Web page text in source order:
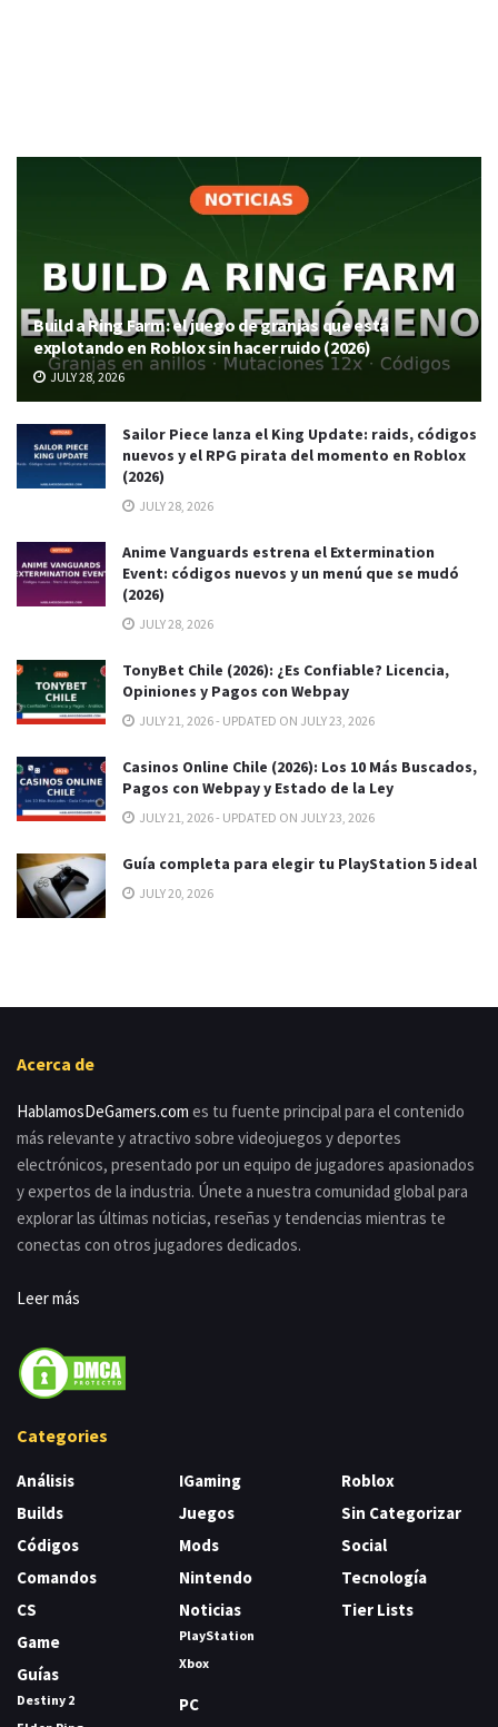
Build a Ring Farm: el juego de granjas que está
explotando en Roblox sin hacer ruido (2026)
JULY 28, 2026
Sailor Piece lanza el King Update: raids, códigos
nuevos y el RPG pirata del momento en Roblox
(2026)
JULY 28, 2026
Anime Vanguards estrena el Extermination
Event: códigos nuevos y un menú que se mudó
(2026)
JULY 28, 2026
TonyBet Chile (2026): ¿Es Confiable? Licencia,
Opiniones y Pagos con Webpay
JULY 21, 2026 - UPDATED ON JULY 23, 2026
Casinos Online Chile (2026): Los 10 Más Buscados,
Pagos con Webpay y Estado de la Ley
JULY 21, 2026 - UPDATED ON JULY 23, 2026
Guía completa para elegir tu PlayStation 5 ideal
JULY 20, 2026
Acerca de
HablamosDeGamers.com es tu fuente principal para el contenido
más relevante y atractivo sobre videojuegos y deportes
electrónicos, presentado por un equipo de jugadores apasionados
y expertos de la industria. Únete a nuestra comunidad global para
explorar las últimas noticias, reseñas y tendencias mientras te
conectas con otros jugadores dedicados.
Leer más
Categories
Análisis
Builds
Códigos
Comandos
CS
Game
Guías
Destiny 2
IGaming
Juegos
Mods
Nintendo
Noticias
PlayStation
Xbox
PC
Roblox
Sin Categorizar
Social
Tecnología
Tier Lists